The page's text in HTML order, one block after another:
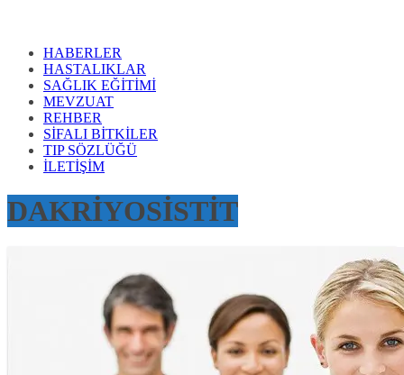
HABERLER
HASTALIKLAR
SAĞLIK EĞİTİMİ
MEVZUAT
REHBER
SİFALI BİTKİLER
TIP SÖZLÜĞÜ
İLETİŞİM
DAKRİYOSİSTİT